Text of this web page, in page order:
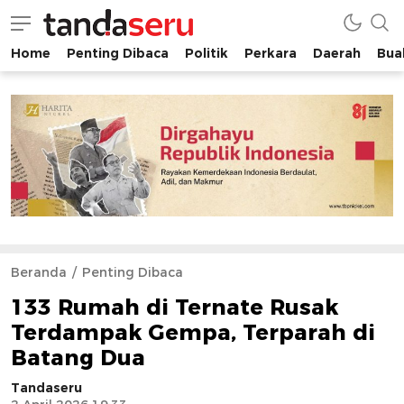
tandaseru.com | Penting Dibaca
tandaseru.com
Home Penting Dibaca Politik Perkara Daerah
Beranda Penting Dibaca
133 Rumah di Ternate Rusak
Terdampak Gempa, Terparah di
Batang Dua
Tandaseru